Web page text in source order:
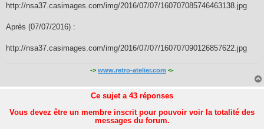
g
e
http://nsa37.casimages.com/img/2016/07/07/160707085746463138.jpg
Après (07/07/2016) :
http://nsa37.casimages.com/img/2016/07/07/160707090126857622.jpg
-> www.retro-atelier.com <-
Ce sujet a 43 réponses
Vous devez être un membre inscrit pour pouvoir voir la totalité des
messages du forum.